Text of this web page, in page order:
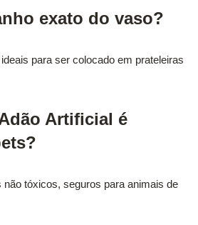
exato do vaso?
para ser colocado em prateleiras
Artificial é
não tóxicos, seguros para animais de